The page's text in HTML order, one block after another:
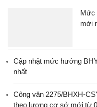
Mức
mới
Cập nhật mức hưởng
nhất
Công văn 2275/BHXH-
theo lương cơ sở mới từ